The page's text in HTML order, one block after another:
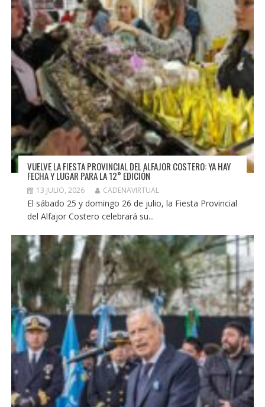
VUELVE LA FIESTA PROVINCIAL DEL ALFAJOR COSTERO: YA HAY
FECHA Y LUGAR PARA LA 12° EDICIÓN
13 JULIO, 2026 CADENAVIRTUAL
El sábado 25 y domingo 26 de julio, la Fiesta Provincial
del Alfajor Costero celebrará su...